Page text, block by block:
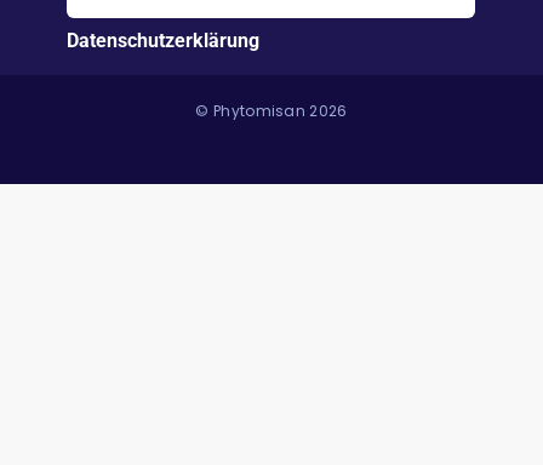
Datenschutzerklärung
© Phytomisan 2026